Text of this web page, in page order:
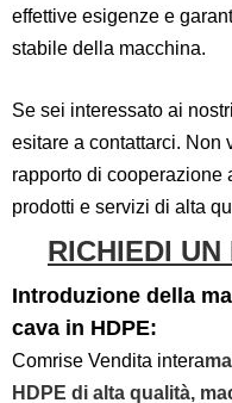
effettive esigenze e
stabile della macchina.
Se sei interessato ai
esitare a contattarci. Non
rapporto di cooperazione
prodotti e servizi di alta
RICHIEDI
Introduzione della
cava in HDPE:
Comrise Vendita intera
HDPE di alta qualità,